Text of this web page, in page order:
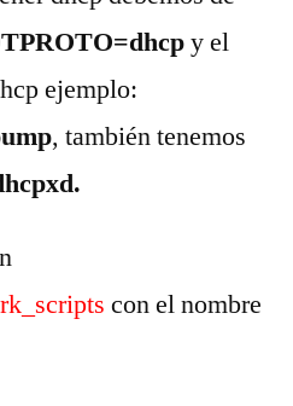
y el
ejemplo:
, también tenemos
con el nombre